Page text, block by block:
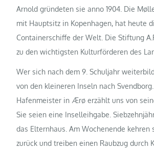
Arnold gründeten sie anno 1904. Die
mit Hauptsitz in Kopenhagen, hat heute
Containerschiffe der Welt. Die Stiftung
zu den wichtigsten Kulturförderen des
Wer sich nach dem 9. Schuljahr
von den kleineren Inseln nach
Hafenmeister in Ærø erzählt uns von
Sie seien eine Inselleihgabe.
das Elternhaus. Am Wochenende kehren
zurück und treiben einen Raubzug durch